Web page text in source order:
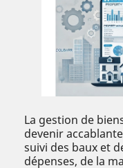
La gestion de
devenir
suivi des baux et
dépenses, de la